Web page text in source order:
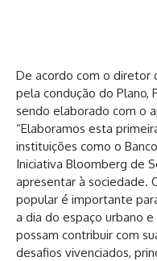
De acordo com o diretor
pela condução do Plano,
sendo elaborado com o
“Elaboramos esta
instituições como o
Iniciativa Bloomberg de
apresentar à sociedade.
popular é importante
a dia do espaço urbano
possam contribuir com
desafios vivenciados,